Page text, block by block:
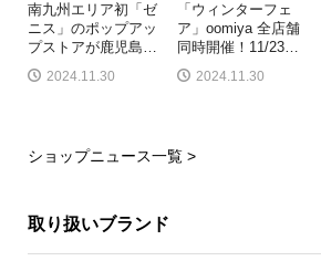
南九州エリア初「ゼ
ニス」のポップアッ
プストアが鹿児島…
2024.11.30
「ウィンターフェ
ア」oomiya 全店舗
同時開催！11/23…
2024.11.30
ショップニュース一覧 >
取り扱いブランド